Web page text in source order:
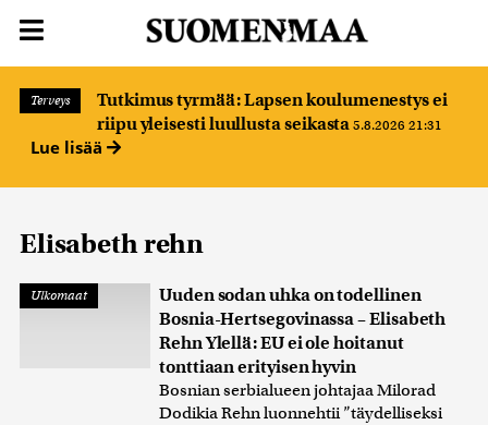
Terveys
Tutkimus tyrmää: Lapsen koulumenestys ei
riipu yleisesti luullusta seikasta 5.8.2026 21:31
Lue lisää
Elisabeth rehn
Ulkomaat
Uuden sodan uhka on todellinen
Bosnia-Hertsegovinassa – Elisabeth
Rehn Ylellä: EU ei ole hoitanut
tonttiaan erityisen hyvin
Bosnian serbialueen johtajaa Milorad
Dodikia Rehn luonnehtii ”täydelliseksi